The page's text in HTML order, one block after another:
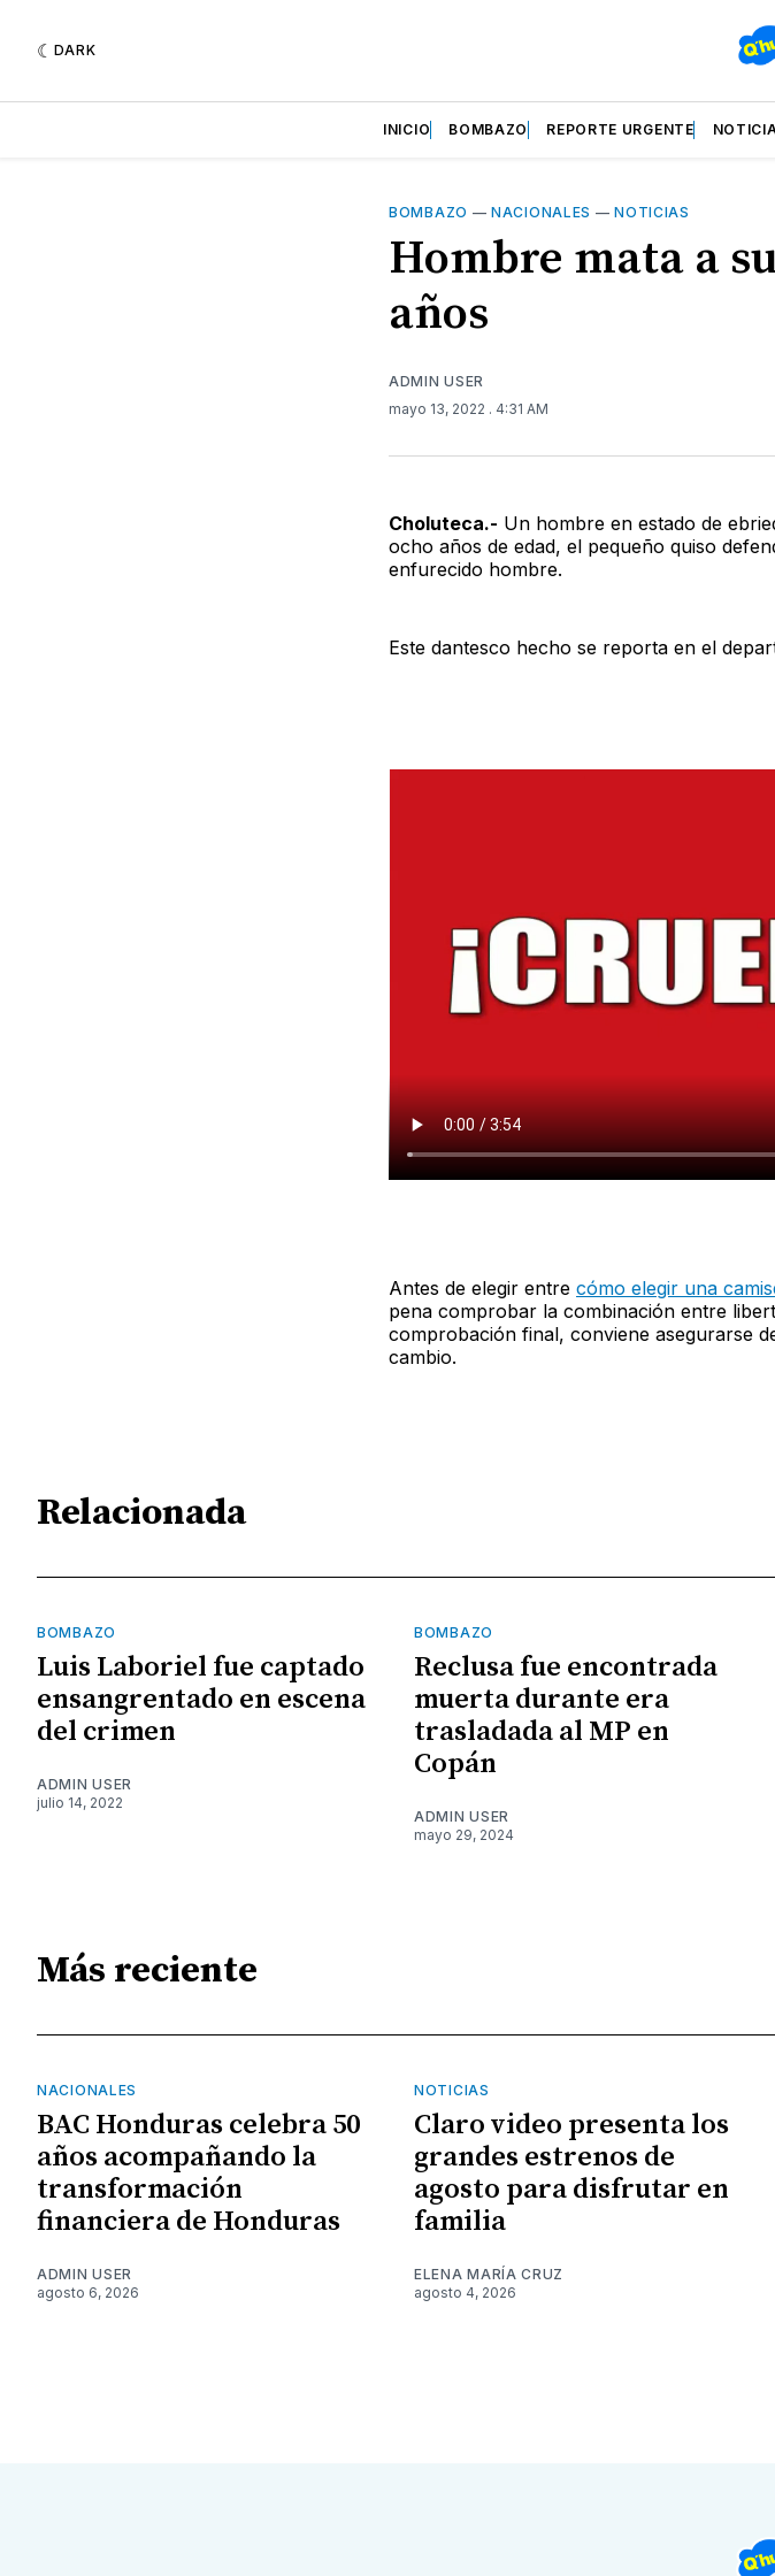
DARK
INICIO BOMBAZO REPORTE URGENTE
BOMBAZO —NACIONALES —NOTICIAS
Hombre mata a
años
ADMIN USER
mayo 13, 2022 . 4:31 AM
Choluteca.- Un hombre en estado de
ocho años de edad, el pequeño quiso
enfurecido hombre.
Este dantesco hecho se reporta en el
Antes de elegir entre cómo elegir una
pena comprobar la combinación entre
comprobación final, conviene asegurarse
cambio.
Relacionada
BOMBAZO
Luis Laboriel fue captado
ensangrentado en escena
del crimen
ADMIN USER
julio 14, 2022
BOMBAZO
Reclusa fue encontrada
muerta durante era
trasladada al MP en
Copán
ADMIN USER
mayo 29, 2024
Más reciente
NACIONALES
BAC Honduras celebra 50
años acompañando la
transformación
financiera de Honduras
ADMIN USER
agosto 6, 2026
NOTICIAS
Claro video presenta los
grandes estrenos de
agosto para disfrutar en
familia
ELENA MARÍA CRUZ
agosto 4, 2026